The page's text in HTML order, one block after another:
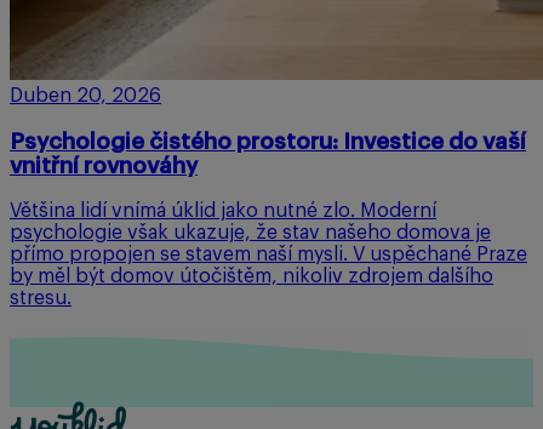
Duben 20, 2026
Psychologie čistého prostoru: Investice do vaší
vnitřní rovnováhy
Většina lidí vnímá úklid jako nutné zlo. Moderní
psychologie však ukazuje, že stav našeho domova je
přímo propojen se stavem naší mysli. V uspěchané Praze
by měl být domov útočištěm, nikoliv zdrojem dalšího
stresu.